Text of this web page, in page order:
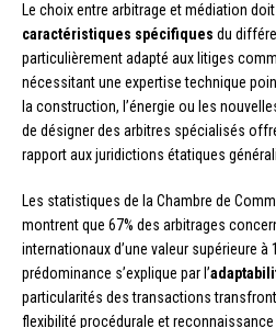
Le choix entre arbitrage et médiation
caractéristiques spécifiques du
particulièrement adapté aux litiges
nécessitant une expertise technique
la construction, l’énergie ou les
de désigner des arbitres spécialisés
rapport aux juridictions étatiques
Les statistiques de la Chambre de
montrent que 67% des arbitrages
internationaux d’une valeur supérieure à
prédominance s’explique par l’
particularités des transactions
flexibilité procédurale et